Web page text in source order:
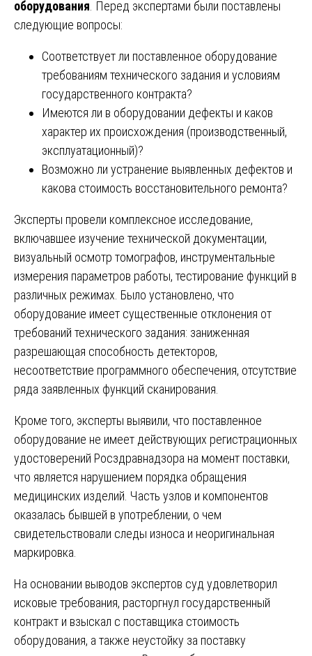
оборудования . Перед экспертами были поставлены
следующие вопросы:
Соответствует ли поставленное оборудование
требованиям технического задания и условиям
государственного контракта?
Имеются ли в оборудовании дефекты и каков
характер их происхождения (производственный,
эксплуатационный)?
Возможно ли устранение выявленных дефектов и
какова стоимость восстановительного ремонта?
Эксперты провели комплексное исследование,
включавшее изучение технической документации,
визуальный осмотр томографов, инструментальные
измерения параметров работы, тестирование функций в
различных режимах. Было установлено, что
оборудование имеет существенные отклонения от
требований технического задания: заниженная
разрешающая способность детекторов,
несоответствие программного обеспечения, отсутствие
ряда заявленных функций сканирования.
Кроме того, эксперты выявили, что поставленное
оборудование не имеет действующих регистрационных
удостоверений Росздравнадзора на момент поставки,
что является нарушением порядка обращения
медицинских изделий. Часть узлов и компонентов
оказалась бывшей в употреблении, о чем
свидетельствовали следы износа и неоригинальная
маркировка.
На основании выводов экспертов суд удовлетворил
исковые требования, расторгнул государственный
контракт и взыскал с поставщика стоимость
оборудования, а также неустойку за поставку